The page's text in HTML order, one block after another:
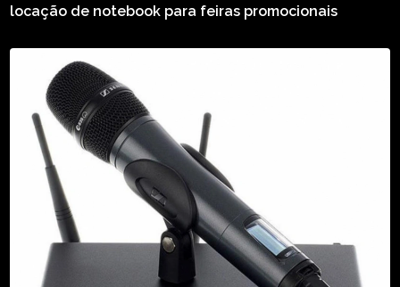
locação de notebook para feiras promocionais